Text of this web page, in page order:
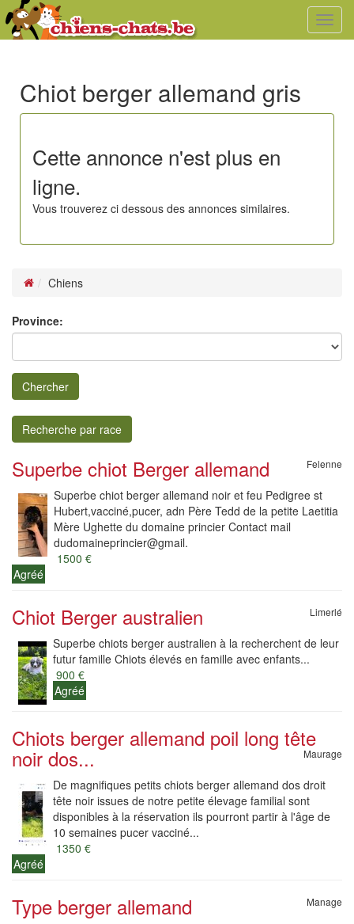
Chiot berger allemand gris
Cette annonce n'est plus en
ligne.
Vous trouverez ci dessous des annonces similaires.
Chiens
Province:
Chercher
Recherche par race
Superbe chiot Berger allemand Felenne
Superbe chiot berger allemand noir et feu Pedigree st
Hubert,vacciné,pucer, adn Père Tedd de la petite Laetitia
Mère Ughette du domaine princier Contact mail
dudomaineprincier@gmail.
1500 €
Agréé
Chiot Berger australien Limerlé
Superbe chiots berger australien à la recherchent de leur
futur famille Chiots élevés en famille avec enfants...
900 €
Agréé
Chiots berger allemand poil long tête
noir dos... Maurage
De magnifiques petits chiots berger allemand dos droit
tête noir issues de notre petite élevage familial sont
disponibles à la réservation ils pourront partir à l'âge de
10 semaines pucer vacciné...
1350 €
Agréé
Type berger allemand Manage